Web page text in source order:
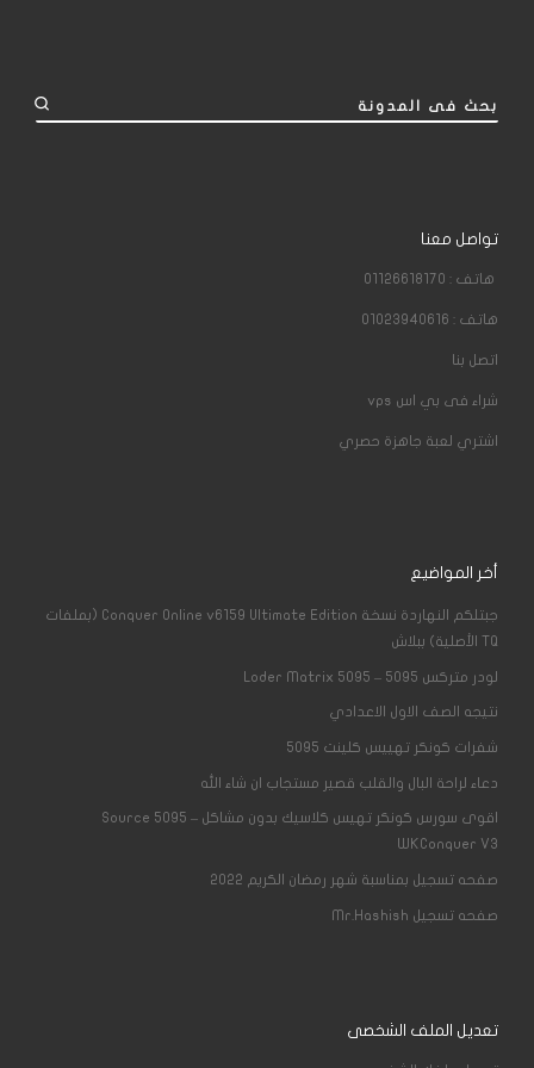
بحث فى المدونة
تواصل معنا
هاتف : 01126618170
هاتف : 01023940616
اتصل بنا
شراء فى بي اس vps
اشتري لعبة جاهزة حصري
أخر المواضيع
جبتلكم النهاردة نسخة Conquer Online v6159 Ultimate Edition (بملفات
TQ الأصلية) ببلاش
لودر متركس 5095 – Loder Matrix 5095
نتيجه الصف الاول الاعدادي
شفرات كونكر تهييس كلينت 5095
دعاء لراحة البال والقلب قصير مستجاب ان شاء الله
اقوى سورس كونكر تهيس كلاسيك بدون مشاكل – Source 5095
WKConquer V3
صفحه تسجيل بمناسبة شهر رمضان الكريم 2022
صفحه تسجيل Mr.Hashish
تعديل الملف الشخصى